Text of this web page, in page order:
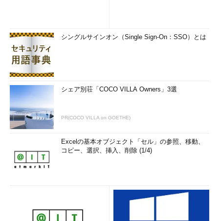
シングルサインオン（Single Sign-On：SSO）とは
シェア別荘「COCO VILLA Owners」3選
PR(COCO VILLA on GOETHE)
Excelの基本オブジェクト「セル」の参照、移動、
コピー、選択、挿入、削除 (1/4)